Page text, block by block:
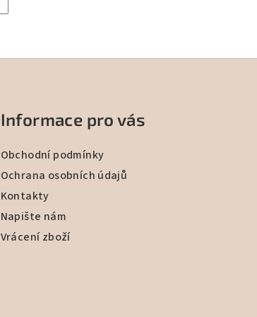
Informace pro vás
Obchodní podmínky
Ochrana osobních údajů
Kontakty
Napište nám
Vrácení zboží